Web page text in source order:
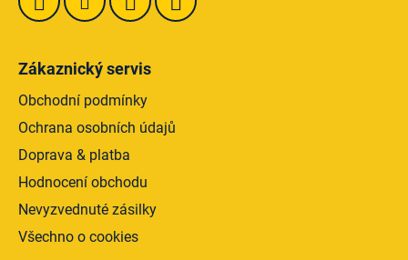
Zákaznický servis
Obchodní podmínky
Ochrana osobních údajů
Doprava & platba
Hodnocení obchodu
Nevyzvednuté zásilky
Všechno o cookies